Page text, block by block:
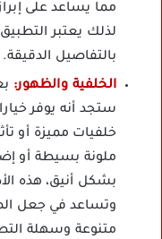
مما يساعد على
لذلك يعتبر
بالتفاصيل الدقيقة.
الخلفية والظهور:
ستجد أنه يوفر
خلفيات مميزة أو
ملونة بسيطة أو
بشكل أنيق، هذه
وتساعد في جعل
متنوعة وسهلة